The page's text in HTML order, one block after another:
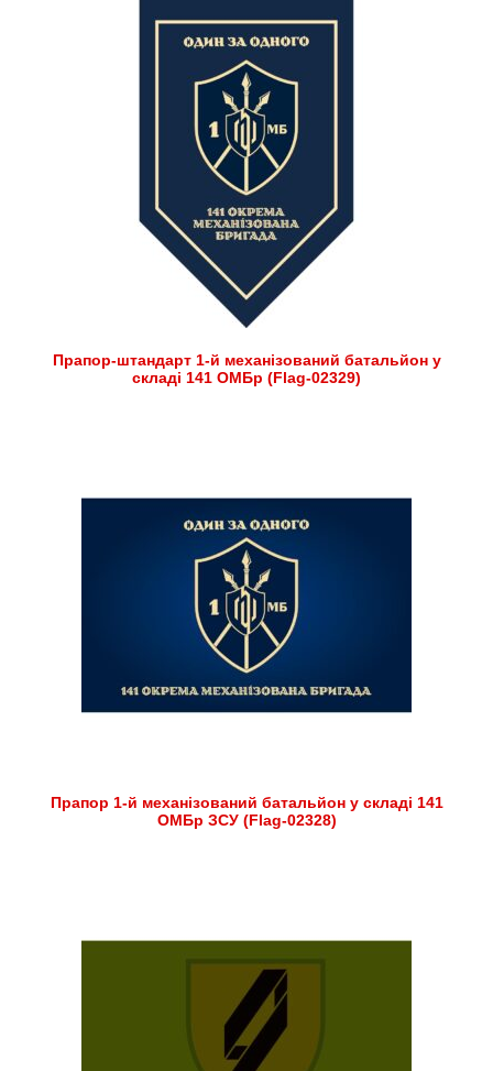
Прапор-штандарт 1-й механізований батальйон у
складі 141 ОМБр (Flag-02329)
Прапор 1-й механізований батальйон у складі 141
ОМБр ЗСУ (Flag-02328)